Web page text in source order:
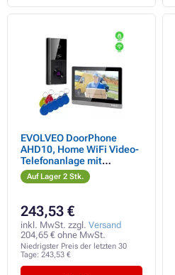
EVOLVEO DoorPhone
AHD10, Home WiFi Video-
Telefonanlage mit
Türsteuerung und RFID,
schwarz-silberner 10"
Auf Lager 2 Stk.
243,53 €
inkl. MwSt. zzgl. Versand
204,65 € ohne MwSt.
Niedrigster Preis der letzten 30
Tage: 243,53 €